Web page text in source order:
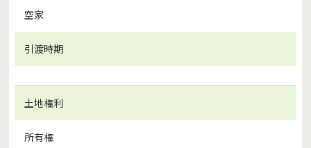
空家
引渡時期
土地権利
所有権